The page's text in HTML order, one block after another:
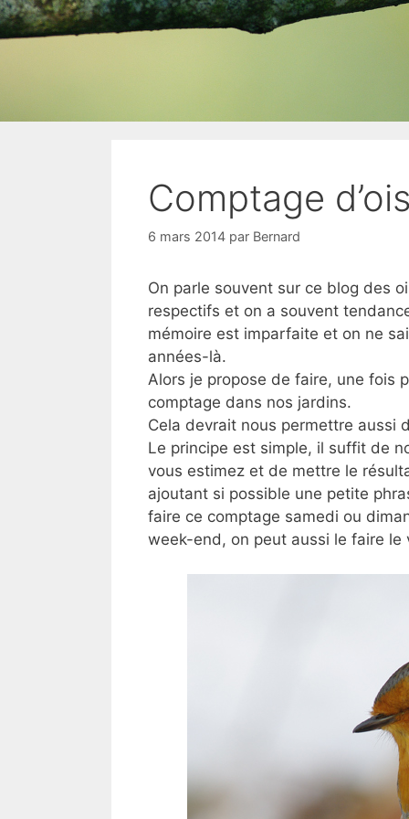
Comptage
6 mars 2014 par Bernard
On parle souvent sur ce blog des
respectifs et on a souvent
mémoire est imparfaite et on ne
années-là.
Alors je propose de faire, une fois
comptage dans nos jardins.
Cela devrait nous permettre aussi
Le principe est simple, il suffit de
vous estimez et de mettre le
ajoutant si possible une petite
faire ce comptage samedi ou
week-end, on peut aussi le faire le